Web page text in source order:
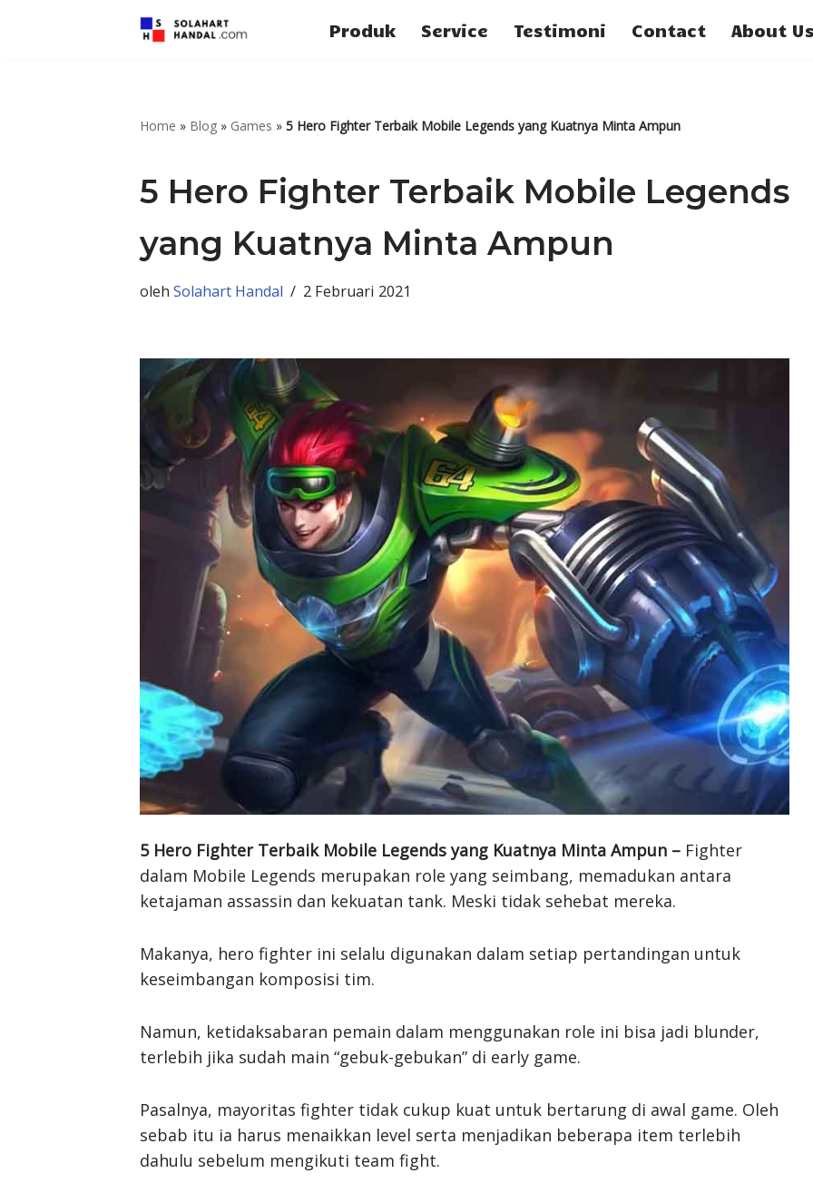
Produk Service Testimoni Contact About Us
Home » Blog » Games » 5 Hero Fighter Terbaik Mobile Legends yang Kuatnya Minta Ampun
5 Hero Fighter Terbaik Mobile Legends
yang Kuatnya Minta Ampun
oleh Solahart Handal 2 Februari 2021
5 Hero Fighter Terbaik Mobile Legends yang Kuatnya Minta Ampun – Fighter
dalam Mobile Legends merupakan role yang seimbang, memadukan antara
ketajaman assassin dan kekuatan tank. Meski tidak sehebat mereka.
Makanya, hero fighter ini selalu digunakan dalam setiap pertandingan untuk
keseimbangan komposisi tim.
Namun, ketidaksabaran pemain dalam menggunakan role ini bisa jadi blunder,
terlebih jika sudah main “gebuk-gebukan” di early game.
Pasalnya, mayoritas fighter tidak cukup kuat untuk bertarung di awal game. Oleh
sebab itu ia harus menaikkan level serta menjadikan beberapa item terlebih
dahulu sebelum mengikuti team fight.